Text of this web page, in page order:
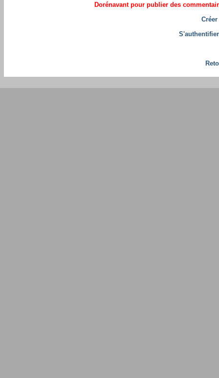
Dorénavant pour publier des